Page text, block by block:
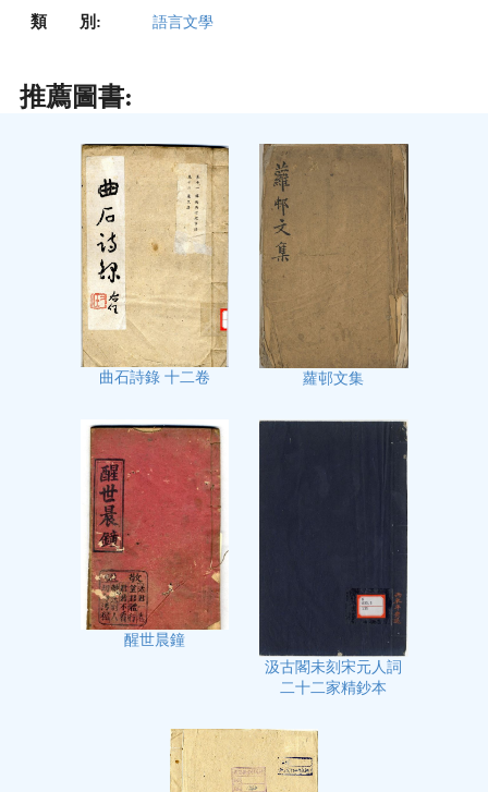
類 別: 語言文學
推薦圖書:
曲石詩錄 十二卷 蘿邨文集
醒世晨鐘
汲古閣未刻宋元人詞
二十二家精鈔本